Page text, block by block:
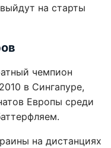
на старты
чемпион
в Сингапуре,
Европы среди
на дистанциях